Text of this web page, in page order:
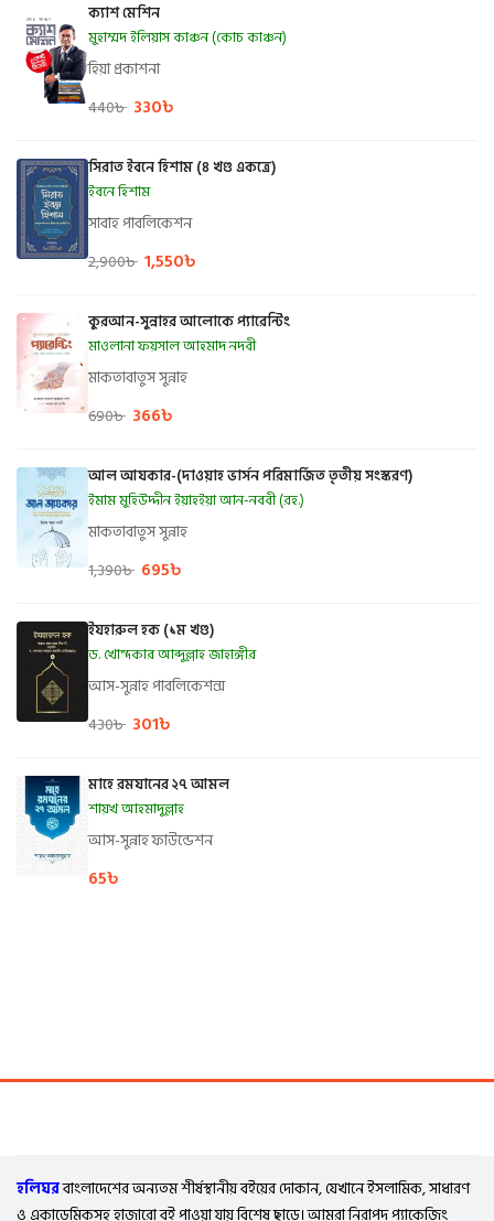
ক্যাশ মেশিন
মুহাম্মদ ইলিয়াস কাঞ্চন (কোচ কাঞ্চন)
হিয়া প্রকাশনা
440৳ 330৳
সিরাত ইবনে হিশাম (৪ খণ্ড একত্রে)
ইবনে হিশাম
সাবাহ পাবলিকেশন
2,900৳ 1,550৳
কুরআন-সুন্নাহর আলোকে প্যারেন্টিং
মাওলানা ফয়সাল আহমাদ নদবী
মাকতাবাতুস সুন্নাহ
690৳ 366৳
আল আযকার-(দাওয়াহ ভার্সন পরিমার্জিত তৃতীয় সংস্করণ)
ইমাম মুহিউদ্দীন ইয়াহইয়া আন-নববী (রহ.)
মাকতাবাতুস সুন্নাহ
1,390৳ 695৳
ইযহারুল হক (১ম খণ্ড)
ড. খোন্দকার আব্দুল্লাহ জাহাঙ্গীর
আস-সুন্নাহ পাবলিকেশন্স
430৳ 301৳
মাহে রমযানের ২৭ আমল
শায়খ আহমাদুল্লাহ
আস-সুন্নাহ ফাউন্ডেশন
65৳
হলিঘরবাংলাদেশের অন্যতম শীর্ষস্থানীয় বইয়ের দোকান, যেখানে ইসলামিক, সাধারণ
ও একাডেমিকসহ হাজারো বই পাওয়া যায় বিশেষ ছাড়ে। আমরা নিরাপদ প্যাকেজিং